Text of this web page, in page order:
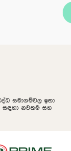
සමාගම්වල ඉතා
සඳහා නවතම සහ